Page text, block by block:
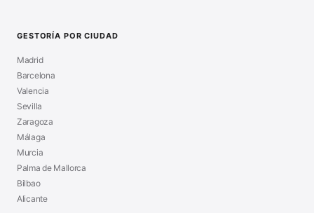
GESTORÍA POR CIUDAD
Madrid
Barcelona
Valencia
Sevilla
Zaragoza
Málaga
Murcia
Palma de Mallorca
Bilbao
Alicante